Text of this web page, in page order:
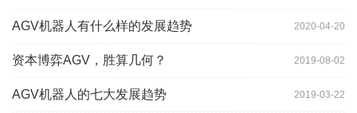
2020-04-20
AGV机器人有什么样的发展趋势
2019-08-02
资本博弈AGV，胜算几何？
2019-03-22
AGV机器人的七大发展趋势